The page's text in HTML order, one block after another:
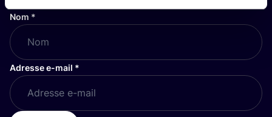
Nom *
Adresse e-mail *